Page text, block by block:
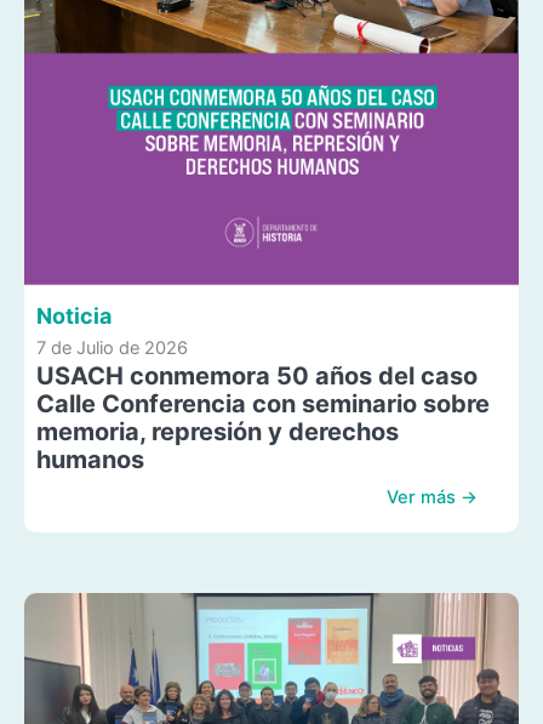
Noticia
7 de Julio de 2026
USACH conmemora 50 años del caso
Calle Conferencia con seminario sobre
memoria, represión y derechos
humanos
Ver más →